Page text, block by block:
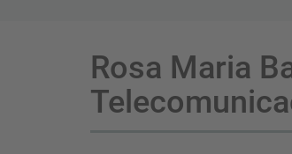
Rosa Maria